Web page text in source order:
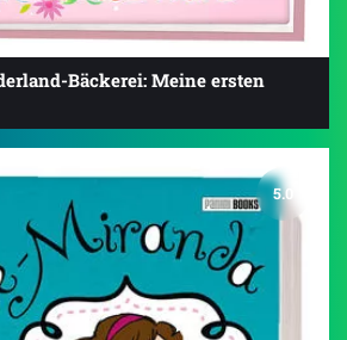
Bäckerei: Meine ersten
5.0